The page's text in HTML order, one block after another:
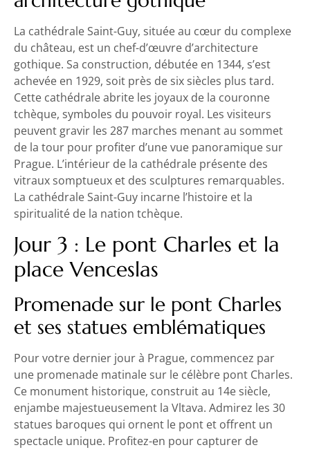
La cathédrale Saint-Guy, située au cœur du complexe
du château, est un chef-d’œuvre d’architecture
gothique. Sa construction, débutée en 1344, s’est
achevée en 1929, soit près de six siècles plus tard.
Cette cathédrale abrite les joyaux de la couronne
tchèque, symboles du pouvoir royal. Les visiteurs
peuvent gravir les 287 marches menant au sommet
de la tour pour profiter d’une vue panoramique sur
Prague. L’intérieur de la cathédrale présente des
vitraux somptueux et des sculptures remarquables.
La cathédrale Saint-Guy incarne l’histoire et la
spiritualité de la nation tchèque.
Jour 3 : Le pont Charles et la
place Venceslas
Promenade sur le pont Charles
et ses statues emblématiques
Pour votre dernier jour à Prague, commencez par
une promenade matinale sur le célèbre pont Charles.
Ce monument historique, construit au 14e siècle,
enjambe majestueusement la Vltava. Admirez les 30
statues baroques qui ornent le pont et offrent un
spectacle unique. Profitez-en pour capturer de